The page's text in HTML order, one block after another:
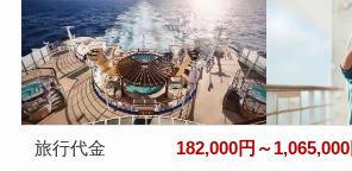
旅行代金 182,000円～1,065,000